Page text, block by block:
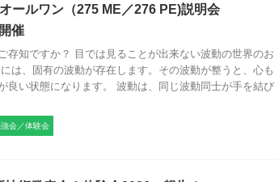
ールワン（275 ME／276 PE)説明会
催
存知ですか？ 目では見ることが出来ない波動の世界のお
は、固有の波動が存在します。その波動が整うと、心も
良い状態になります。 波動は、同じ波動同士が手を結び
会／体験会